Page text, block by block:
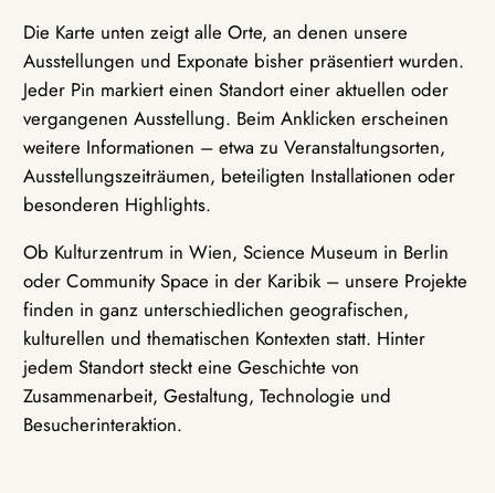
Die Karte unten zeigt alle Orte, an denen unsere
Ausstellungen und Exponate bisher präsentiert wurden.
Jeder Pin markiert einen Standort einer aktuellen oder
vergangenen Ausstellung. Beim Anklicken erscheinen
weitere Informationen – etwa zu Veranstaltungsorten,
Ausstellungszeiträumen, beteiligten Installationen oder
besonderen Highlights.
Ob Kulturzentrum in Wien, Science Museum in Berlin
oder Community Space in der Karibik – unsere Projekte
finden in ganz unterschiedlichen geografischen,
kulturellen und thematischen Kontexten statt. Hinter
jedem Standort steckt eine Geschichte von
Zusammenarbeit, Gestaltung, Technologie und
Besucherinteraktion.